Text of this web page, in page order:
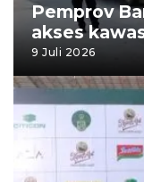
Pemprov
akses
9 Juli 2026